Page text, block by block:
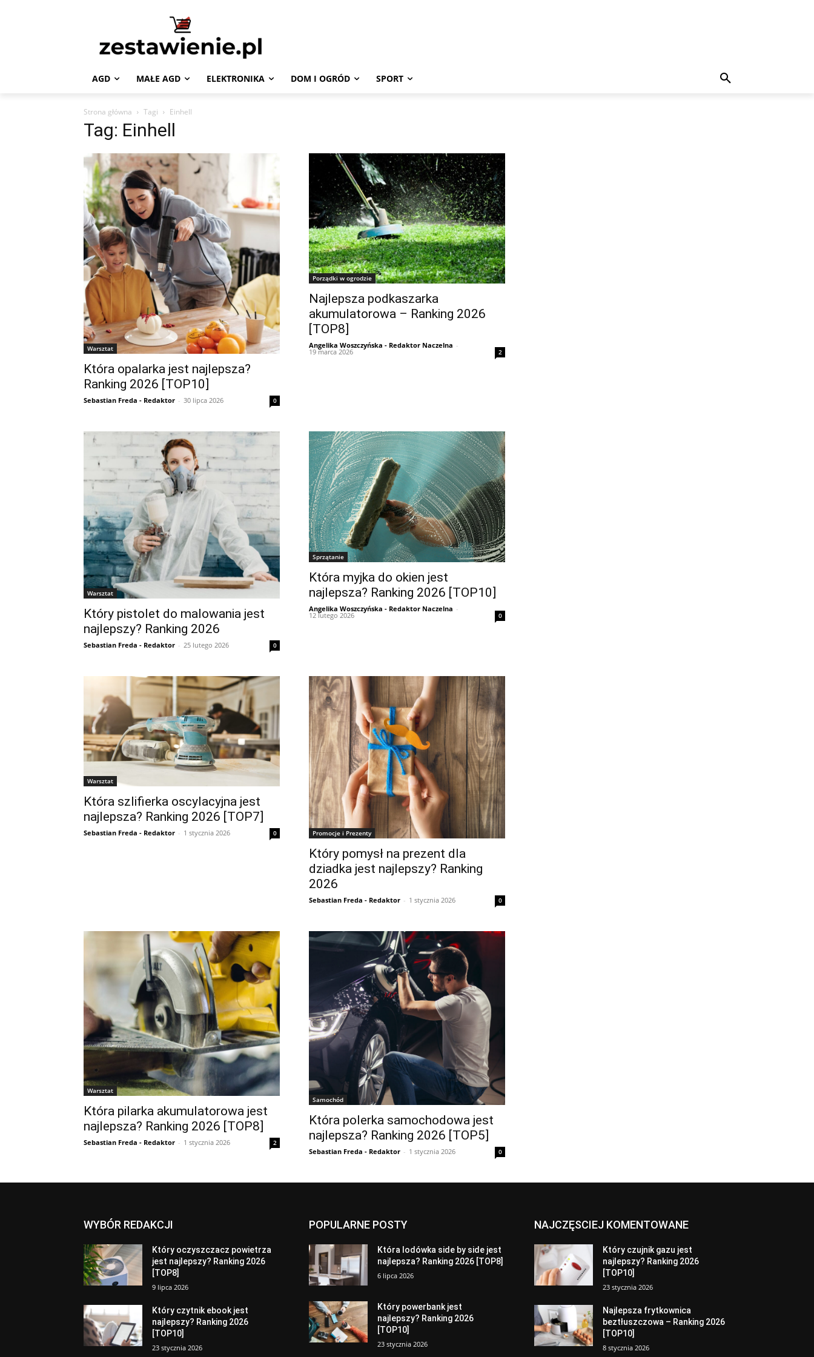
AGD MAŁE AGD ELEKTRONIKA DOM I OGRÓD SPORT
Strona główna Tagi Einhell
Tag: Einhell
Warsztat
Która opalarka jest najlepsza?
Ranking 2026 [TOP10]
Sebastian Freda - Redaktor - 30 lipca 2026 0
Porządki w ogrodzie
Najlepsza podkaszarka
akumulatorowa – Ranking 2026
[TOP8]
Angelika Woszczyńska - Redaktor Naczelna -
19 marca 2026 2
Warsztat
Który pistolet do malowania jest
najlepszy? Ranking 2026
Sebastian Freda - Redaktor - 25 lutego 2026 0
Sprzątanie
Która myjka do okien jest
najlepsza? Ranking 2026 [TOP10]
Angelika Woszczyńska - Redaktor Naczelna -
12 lutego 2026 0
Warsztat
Która szlifierka oscylacyjna jest
najlepsza? Ranking 2026 [TOP7]
Sebastian Freda - Redaktor - 1 stycznia 2026 0 Promocje i Prezenty
Który pomysł na prezent dla
dziadka jest najlepszy? Ranking
2026
Sebastian Freda - Redaktor - 1 stycznia 2026 0
Warsztat
Która pilarka akumulatorowa jest
najlepsza? Ranking 2026 [TOP8]
Sebastian Freda - Redaktor - 1 stycznia 2026 2
Samochód
Która polerka samochodowa jest
najlepsza? Ranking 2026 [TOP5]
Sebastian Freda - Redaktor - 1 stycznia 2026 0
WYBÓR REDAKCJI
Który oczyszczacz powietrza
jest najlepszy? Ranking 2026
[TOP8]
9 lipca 2026
Który czytnik ebook jest
najlepszy? Ranking 2026
[TOP10]
23 stycznia 2026
POPULARNE POSTY
Która lodówka side by side jest
najlepsza? Ranking 2026 [TOP8]
6 lipca 2026
Który powerbank jest
najlepszy? Ranking 2026
[TOP10]
23 stycznia 2026
NAJCZĘSCIEJ KOMENTOWANE
Który czujnik gazu jest
najlepszy? Ranking 2026
[TOP10]
23 stycznia 2026
Najlepsza frytkownica
beztłuszczowa – Ranking 2026
[TOP10]
8 stycznia 2026